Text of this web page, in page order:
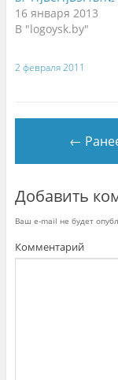
н
е
)
р
ы
в
а
с
м
о
н
16 января 2013
В "logoysk.by"
2 февраля 2011
←
Добавить
Ваш e-mail не будет
Комментарий